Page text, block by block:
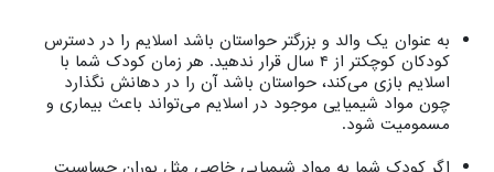
به عنوان یک والد و بزرگتر حواستان باشد اسلایم را در دسترس
کودکان کوچکتر از ۴ سال قرار ندهید. هر زمان کودک شما با
اسلایم بازی می‌کند، حواستان باشد آن را در دهانش نگذارد
چون مواد شیمیایی موجود در اسلایم می‌تواند باعث بیماری و
مسمومیت شود.